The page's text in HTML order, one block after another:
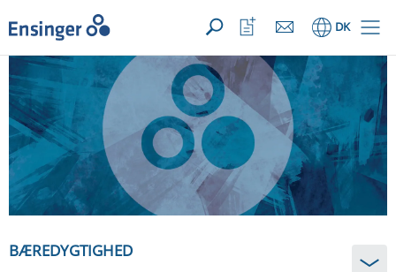
Din forespørgsel ({{productCount}} ProdukterÅbn
Hjem DK
Åbn
favoritliste
BÆREDYGTIGHED